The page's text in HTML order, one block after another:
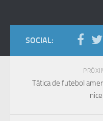
SOCIAL:
Tática de futebol